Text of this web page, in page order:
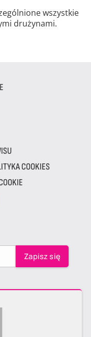
wszystkie
drużynami.
COOKIES